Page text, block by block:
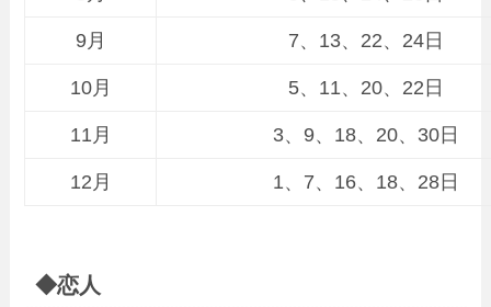
9月 7、13、22、24日
10月 5、11、20、22日
11月 3、9、18、20、30日
12月 1、7、16、18、28日
◆恋人